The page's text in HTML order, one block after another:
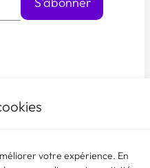
votre expérience. En